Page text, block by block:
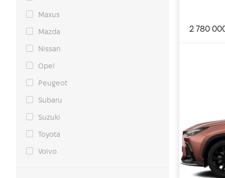
Maxus
Mazda
Nissan
Opel
Peugeot
Subaru
Suzuki
Toyota
Volvo
2 780